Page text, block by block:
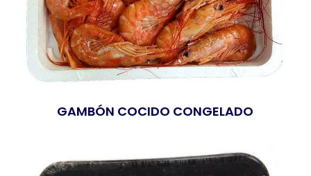
GAMBÓN COCIDO CONGELADO